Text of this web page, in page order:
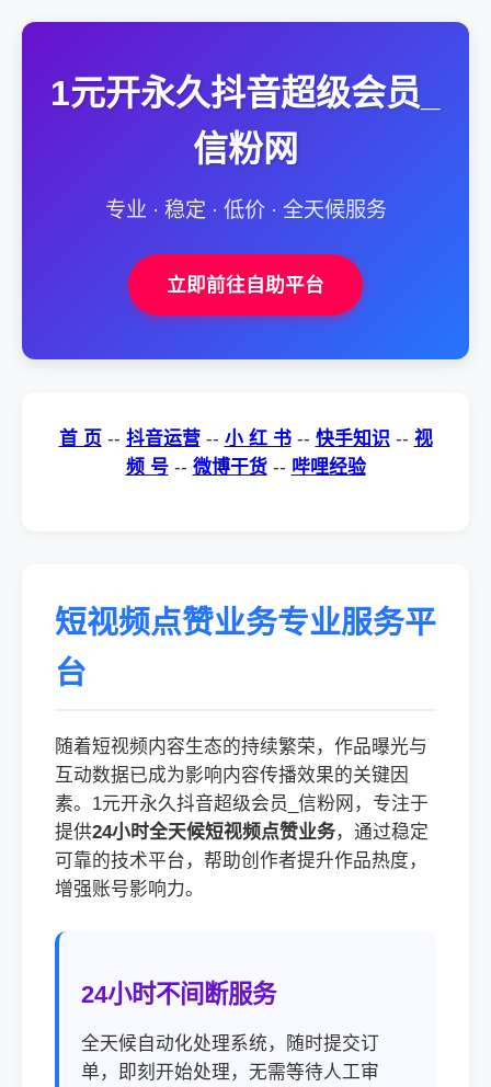
1元开永久抖音超级会员_
信粉网
专业 · 稳定 · 低价 · 全天候服务
立即前往自助平台
首 页 -- 抖音运营-- 小 红 书-- 快手知识 -- 视
频 号-- 微博干货-- 哔哩经验
短视频点赞业务专业服务平
台
随着短视频内容生态的持续繁荣，作品曝光与
互动数据已成为影响内容传播效果的关键因
素。1元开永久抖音超级会员_信粉网，专注于
提供24小时全天候短视频点赞业务，通过稳定
可靠的技术平台，帮助创作者提升作品热度，
增强账号影响力。
24小时不间断服务
全天候自动化处理系统，随时提交订
单，即刻开始处理，无需等待人工审